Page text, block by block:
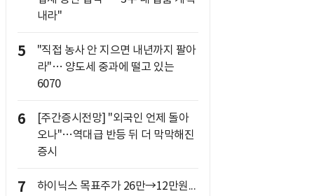
내라"
5
"직접 농사 안 지으면 내년까지 팔아
라"… 양도세 중과에 떨고 있는
6070
6
[주간증시전망] "외국인 언제 돌아
오나"…역대급 반등 뒤 더 막막해진
증시
7
하이닉스 목표주가 26만→12만원...